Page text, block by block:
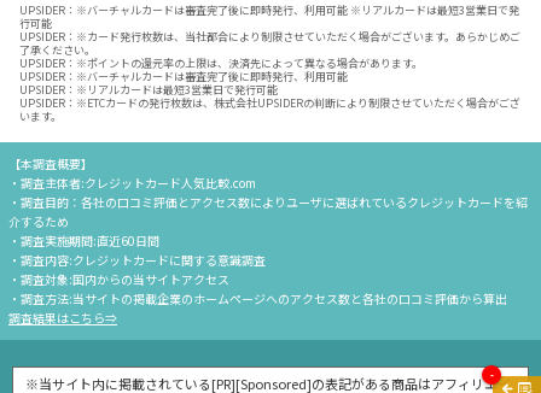
-
UPSIDER：※バーチャルカードは審査完了後に即時発行、利用可能 ※リアルカードは最短3営業日で発
行可能
UPSIDER：※カード発行枚数は、当社都合により制限させていただく場合がございます。あらかじめご
了承ください。
UPSIDER：※ポイントの還元率の上限は、決済先によって異なる場合があります。
UPSIDER：※バーチャルカードは審査完了後に即時発行、利用可能
UPSIDER：※リアルカードは最短3営業日で発行可能
UPSIDER：※ETCカードの発行枚数は、株式会社UPSIDERの判断により制限させていただく場合がござ
います。
【本調査概要】
・調査主体者:クレジットカード人気比較.com
・調査目的：各社の口コミ評価とアクセス数によりユーザに選ばれているクレジットカードを紹
介するため
・調査実施期間:直近60日間
・調査内容:クレジットカードに関する意識調査
・調査対象:国内からの当サイトアクセス
・調査方法:当サイトの掲載企業のホームページへのアクセス数と各社の口コミ評価から算出
調査結果はこちら⇒
※当サイト内に掲載されている[PR][Sponsored]の表記がある商品はアフィリエイ